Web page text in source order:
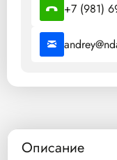
+7 (981)
Описание